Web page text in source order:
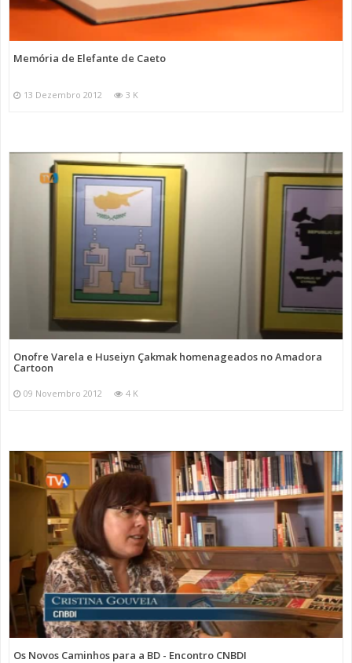
Memória de Elefante de Caeto
13 Dezembro 2012 3 K
Onofre Varela e Huseiyn Çakmak homenageados no Amadora
Cartoon
09 Novembro 2012 4 K
Os Novos Caminhos para a BD - Encontro CNBDI